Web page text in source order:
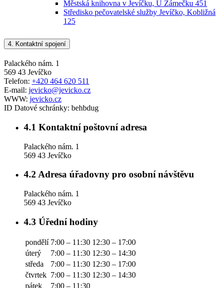
Městská knihovna v Jevíčku, U Zámečku 451
Středisko pečovatelské služby Jevíčko, Kobližná
125
4. Kontaktní spojení
Palackého nám. 1
569 43 Jevíčko
Telefon: +420 464 620 511
E-mail: jevicko@jevicko.cz
WWW: jevicko.cz
ID Datové schránky: behbdug
4.1 Kontaktní poštovní adresa
Palackého nám. 1
569 43 Jevíčko
4.2 Adresa úřadovny pro osobní návštěvu
Palackého nám. 1
569 43 Jevíčko
4.3 Úřední hodiny
pondělí 7:00 – 11:30 12:30 – 17:00
úterý
7:00 – 11:30 12:30 – 14:30
středa
7:00 – 11:30 12:30 – 17:00
čtvrtek 7:00 – 11:30 12:30 – 14:30
pátek
7:00 – 11:30